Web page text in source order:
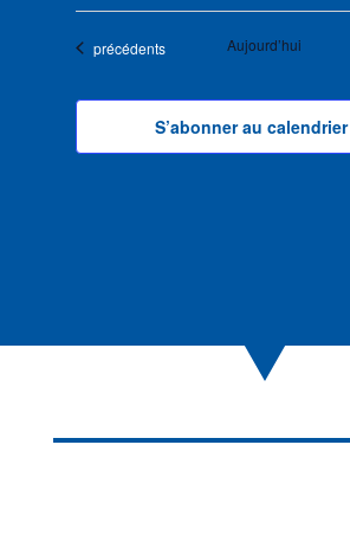
Évènements
précédents Aujourd’hui
S’abonner au calendrier